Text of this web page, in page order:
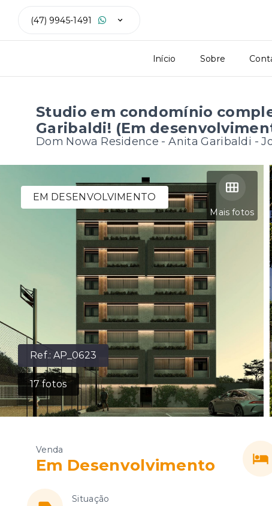
(47) 9945-1491
Início Sobre
Studio em condomínio
Garibaldi! (Em
Dom Nowa Residence -Anita Garibaldi -
Ref.:AP_0623
17fotos
Mais fotos
EM DESENVOLVIMENTO
Venda
Em Desenvolvimento
Situação